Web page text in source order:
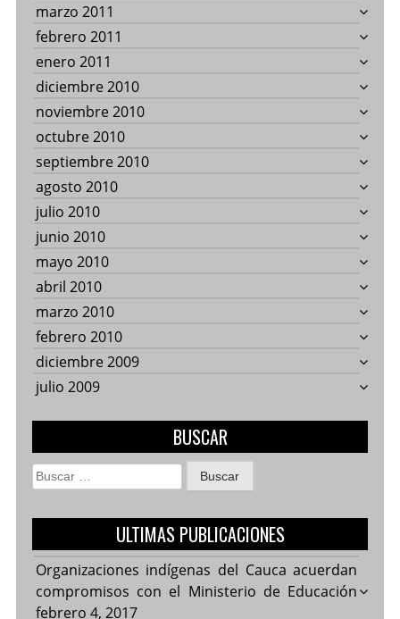
marzo 2011
febrero 2011
enero 2011
diciembre 2010
noviembre 2010
octubre 2010
septiembre 2010
agosto 2010
julio 2010
junio 2010
mayo 2010
abril 2010
marzo 2010
febrero 2010
diciembre 2009
julio 2009
BUSCAR
Buscar:
ULTIMAS PUBLICACIONES
Organizaciones indígenas del Cauca acuerdan
compromisos con el Ministerio de Educación
febrero 4, 2017